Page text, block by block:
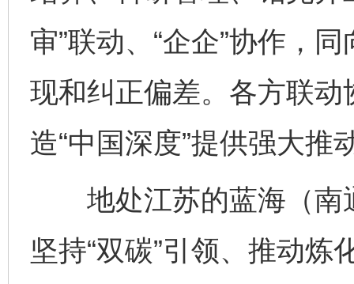
审”联动、“企企”协作，
现和纠正偏差。各方联
造“中国深度”提供强大推
地处江苏的蓝海（南
坚持“双碳”引领、推动